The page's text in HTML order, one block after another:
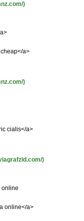
)
a>
)
cialis</a>
)
online
online</a>